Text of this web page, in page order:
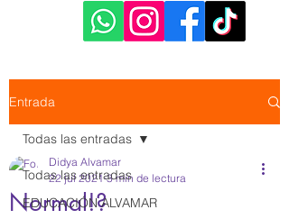
Entrada
Todas las entradas
EDUCACIÓN ALVAMAR
Todas las entradas
Normal!?
Didya Alvamar
22 jul 2021 3 min de lectura